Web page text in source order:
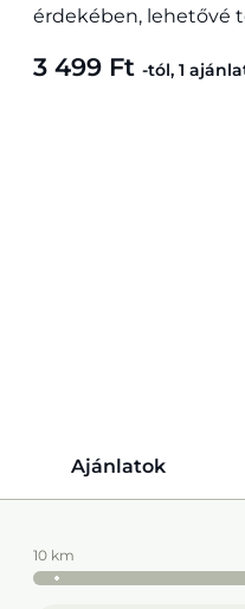
érdekében, lehetővé
3 499 Ft -tól, 1
Ajánlatok
10 km